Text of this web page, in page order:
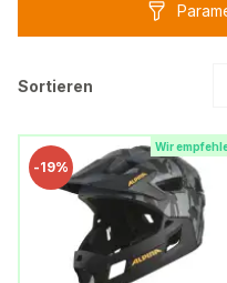
Sortieren
Wir
-19%